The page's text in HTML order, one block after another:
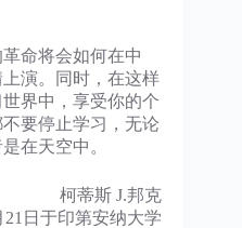
命将会如何在中
演。同时，在这样
界中，享受你的个
要停止学习，无论
在天空中。
柯蒂斯 J.邦克
21日于印第安纳大学